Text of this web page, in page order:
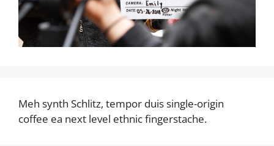
Meh synth Schlitz, tempor duis single-origin
coffee ea next level ethnic fingerstache.